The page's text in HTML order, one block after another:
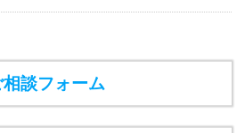
相談フォーム